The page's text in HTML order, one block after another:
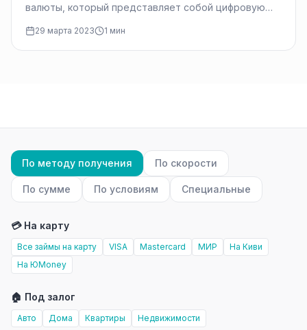
валюты, который представляет собой цифровую
29 марта 2023 1 мин
По методу получения По скорости
По сумме По условиям Специальные
💳 На карту
Все займы на карту VISA Mastercard МИР
На Киви
На ЮMoney
🏠 Под залог
Авто Дома Квартиры Недвижимости